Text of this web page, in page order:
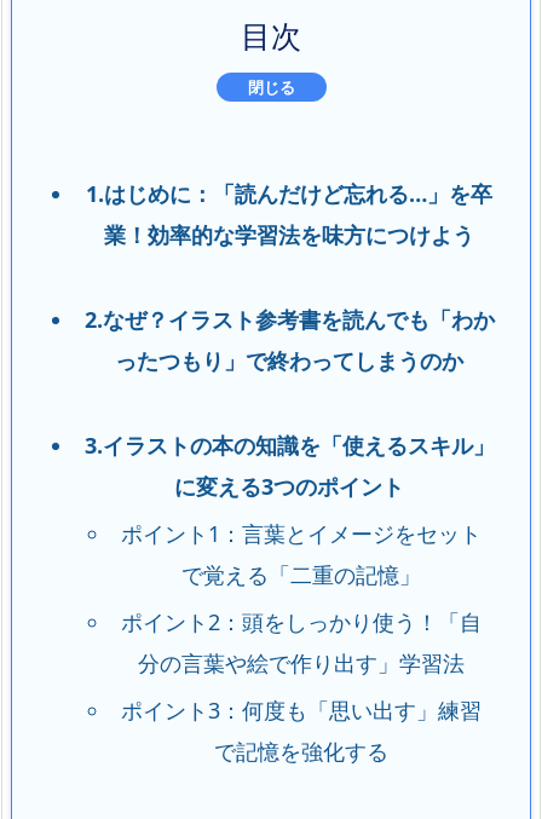
目次
1.はじめに：「読んだけど忘れる…」を卒
業！効率的な学習法を味方につけよう
2.なぜ？イラスト参考書を読んでも「わか
ったつもり」で終わってしまうのか
3.イラストの本の知識を「使えるスキル」
に変える3つのポイント
ポイント1：言葉とイメージをセット
で覚える「二重の記憶」
ポイント2：頭をしっかり使う！「自
分の言葉や絵で作り出す」学習法
ポイント3：何度も「思い出す」練習
で記憶を強化する